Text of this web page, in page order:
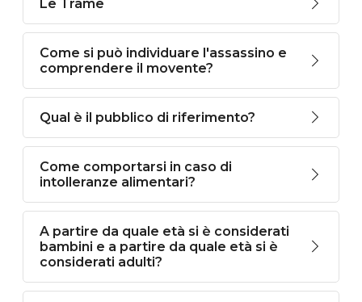
Le Trame
Come si può individuare l'assassino e
comprendere il movente?
Qual è il pubblico di riferimento?
Come comportarsi in caso di
intolleranze alimentari?
A partire da quale età si è considerati
bambini e a partire da quale età si è
considerati adulti?